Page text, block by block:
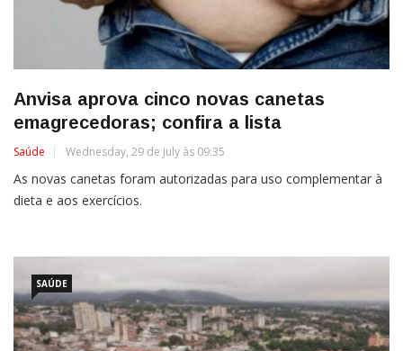
Anvisa aprova cinco novas canetas
emagrecedoras; confira a lista
Saúde Wednesday, 29 de July às 09:35
As novas canetas foram autorizadas para uso complementar à
dieta e aos exercícios.
SAÚDE